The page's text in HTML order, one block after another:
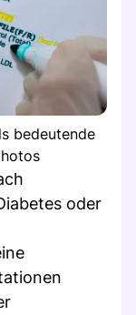
bedeutende
oder